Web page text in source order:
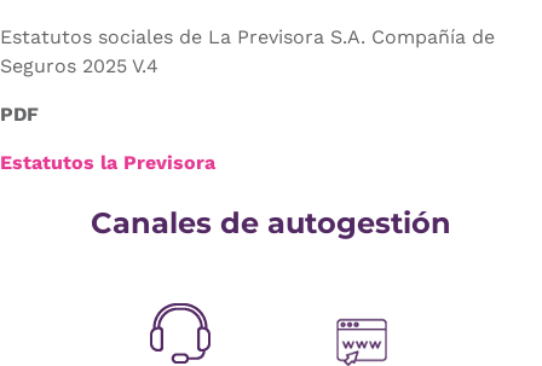
Estatutos sociales de La Previsora S.A. Compañía de
Seguros 2025 V.4
PDF
Estatutos la Previsora
Canales de autogestión